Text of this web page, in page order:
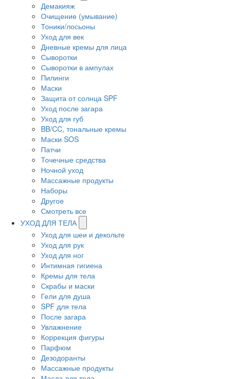
Демакияж
Очищение (умывание)
Тоники/лосьоны
Уход для век
Дневные кремы для лица
Сыворотки
Сыворотки в ампулах
Пилинги
Маски
Защита от солнца SPF
Уход после загара
Уход для губ
BB/CC, тональные кремы
Маски SOS
Патчи
Точечные средства
Ночной уход
Массажные продукты
Наборы
Другое
Смотреть все
УХОД ДЛЯ ТЕЛА
Уход для шеи и декольте
Уход для рук
Уход для ног
Интимная гигиена
Кремы для тела
Скрабы и маски
Гели для душа
SPF для тела
После загара
Увлажнение
Коррекция фигуры
Парфюм
Дезодоранты
Массажные продукты